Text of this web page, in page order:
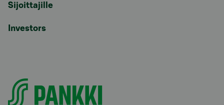
Sijoittajille
Investors